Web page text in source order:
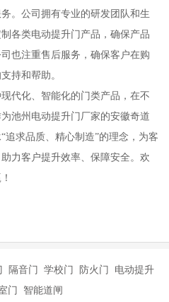
。公司拥有专业的研发团队和生
各类电动提升门产品，确保产品
也注重售后服务，确保客户在购
持和帮助。
代化、智能化的门类产品，在不
池州电动提升门厂家的安徽奇道
追求品质、精心制造”的理念，为客
力客户提升效率、保障安全。欢
隔音门 学校门 防火门 电动提升
门 智能道闸